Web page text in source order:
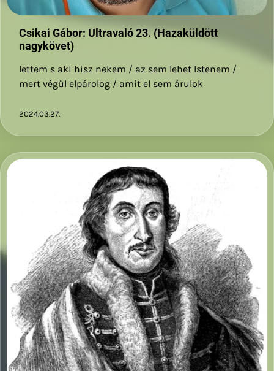
Csikai Gábor: Ultravaló 23. (Hazaküldött
nagykövet)
lettem s aki hisz nekem / az sem lehet Istenem /
mert végül elpárolog / amit el sem árulok
2024.03.27.